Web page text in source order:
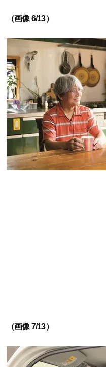
（画像 6/13）
（画像 7/13）